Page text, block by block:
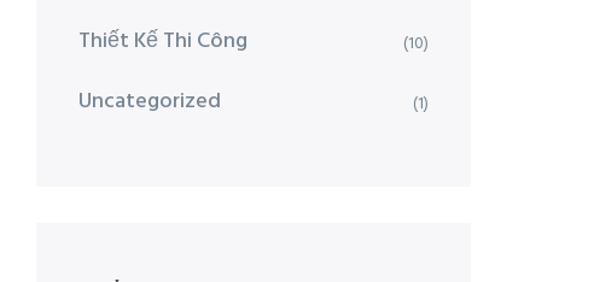
Thiết Kế Thi Công (10)
Uncategorized (1)